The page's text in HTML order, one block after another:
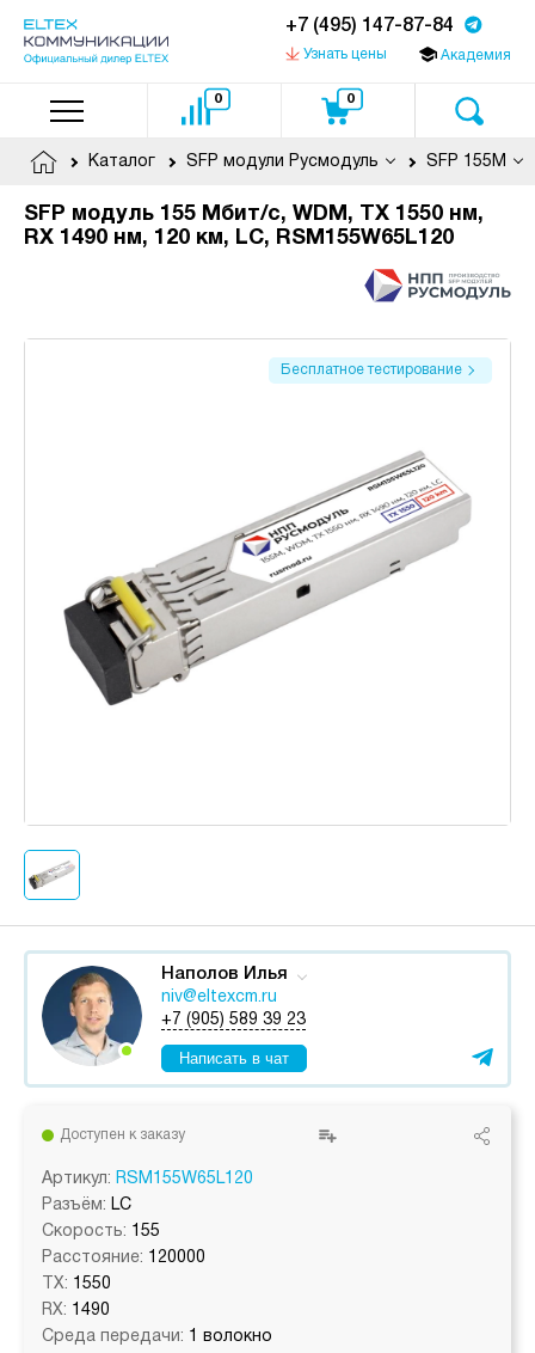
+7 (495) 147-87-84
Узнать цены Академия
0 0
Каталог SFP модули Русмодуль SFP 155M
SFP модуль 155 Мбит/с, WDM, TX 1550 нм,
RX 1490 нм, 120 км, LC, RSM155W65L120
Бесплатное тестирование
Наполов Илья
niv@eltexcm.ru
+7 (905) 589 39 23
Написать в чат
Доступен к заказу
Артикул: RSM155W65L120
Разъём: LC
Скорость: 155
Расстояние: 120000
TX: 1550
RX: 1490
Среда передачи: 1 волокно